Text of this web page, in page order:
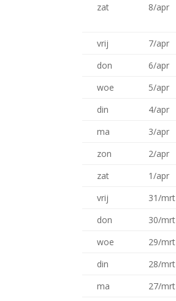
zat 8/apr
vrij 7/apr
don
6/apr
woe
5/apr
din
4/apr
ma
3/apr
zon
2/apr
zat
1/apr
vrij
31/mrt
don
30/mrt
woe
29/mrt
din
28/mrt
ma
27/mrt